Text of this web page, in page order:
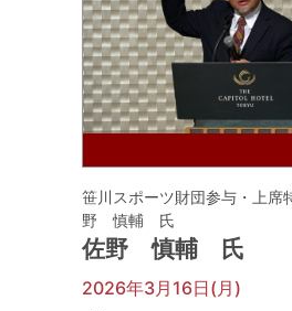
笹川スポーツ財団参与・上
野 慎輔 氏
佐野 慎輔 氏
2026年3月16日(月)